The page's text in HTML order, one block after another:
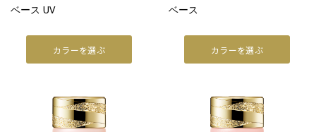
POINT MAKEUP
リップ
ベース UV
カラーを選ぶ
ベース
カラーを選ぶ